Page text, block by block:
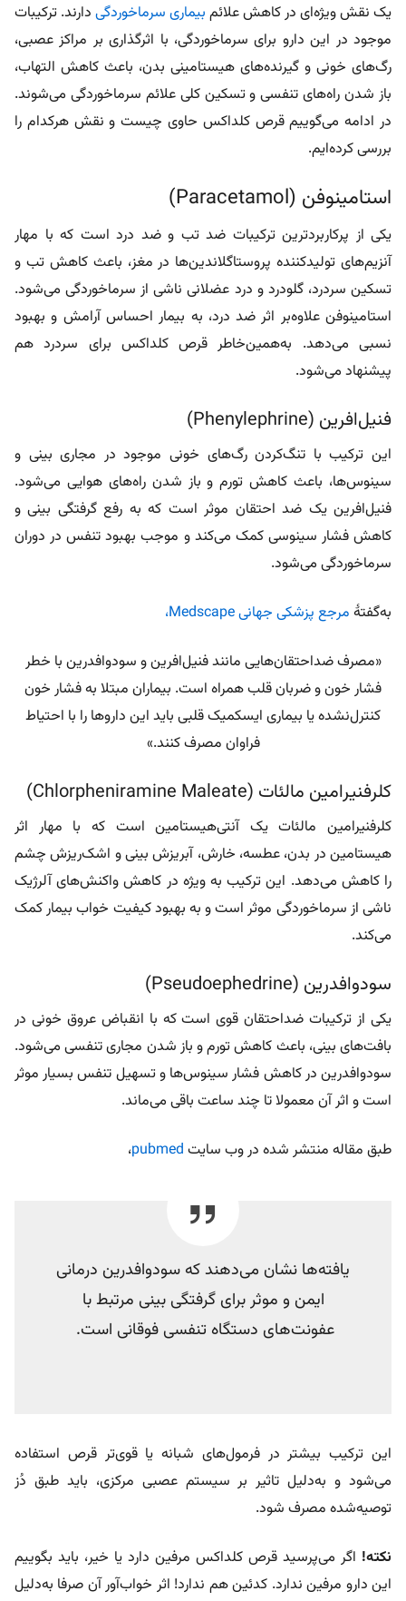
یک نقش ویژه‌ای در کاهش علائم بیماری سرماخوردگی دارند. ترکیبات
موجود در این دارو برای سرماخوردگی، با اثرگذاری بر مراکز عصبی،
رگ‌های خونی و گیرنده‌های هیستامینی بدن، باعث کاهش التهاب،
باز شدن راه‌های تنفسی و تسکین کلی علائم سرماخوردگی می‌شوند.
در ادامه می‌گوییم قرص کلداکس حاوی چیست و نقش هرکدام را
بررسی کرده‌ایم.
استامینوفن (Paracetamol)
یکی از پرکاربردترین ترکیبات ضد تب و ضد درد است که با مهار
آنزیم‌های تولیدکننده پروستاگلاندین‌ها در مغز، باعث کاهش تب و
تسکین سردرد، گلودرد و درد عضلانی ناشی از سرماخوردگی می‌شود.
استامینوفن علاوه‌بر اثر ضد درد، به بیمار احساس آرامش و بهبود
نسبی می‌دهد. به‌همین‌خاطر قرص کلداکس برای سردرد هم
پیشنهاد می‌شود.
فنیل‌افرین (Phenylephrine)
این ترکیب با تنگ‌کردن رگ‌های خونی موجود در مجاری بینی و
سینوس‌ها، باعث کاهش تورم و باز شدن راه‌های هوایی می‌شود.
فنیل‌افرین یک ضد احتقان موثر است که به رفع گرفتگی بینی و
کاهش فشار سینوسی کمک می‌کند و موجب بهبود تنفس در دوران
سرماخوردگی می‌شود.
به‌گفتۀ مرجع پزشکی جهانی Medscape،
«مصرف ضداحتقان‌هایی مانند فنیل‌افرین و سودوافدرین با خطر
فشار خون و ضربان قلب همراه است. بیماران مبتلا به فشار خون
کنترل‌نشده یا بیماری ایسکمیک قلبی باید این داروها را با احتیاط
فراوان مصرف کنند.»
کلرفنیرامین مالئات (Chlorpheniramine Maleate)
کلرفنیرامین مالئات یک آنتی‌هیستامین است که با مهار اثر
هیستامین در بدن، عطسه، خارش، آبریزش بینی و اشک‌ریزش چشم
را کاهش می‌دهد. این ترکیب به ویژه در کاهش واکنش‌های آلرژیک
ناشی از سرماخوردگی موثر است و به بهبود کیفیت خواب بیمار کمک
می‌کند.
سودوافدرین (Pseudoephedrine)
یکی از ترکیبات ضداحتقان قوی است که با انقباض عروق خونی در
بافت‌های بینی، باعث کاهش تورم و باز شدن مجاری تنفسی می‌شود.
سودوافدرین در کاهش فشار سینوس‌ها و تسهیل تنفس بسیار موثر
است و اثر آن معمولا تا چند ساعت باقی می‌ماند.
طبق مقاله منتشر شده در وب سایت pubmed،
یافته‌ها نشان می‌دهند که سودوافدرین درمانی
ایمن و موثر برای گرفتگی بینی مرتبط با
عفونت‌های دستگاه تنفسی فوقانی است.
این ترکیب بیشتر در فرمول‌های شبانه یا قوی‌تر قرص استفاده
می‌شود و به‌دلیل تاثیر بر سیستم عصبی مرکزی، باید طبق دُز
توصیه‌شده مصرف شود.
نکته! اگر می‌پرسید قرص کلداکس مرفین دارد یا خیر، باید بگوییم
این دارو مرفین ندارد. کدئین هم ندارد! اثر خواب‌آور آن صرفا به‌دلیل